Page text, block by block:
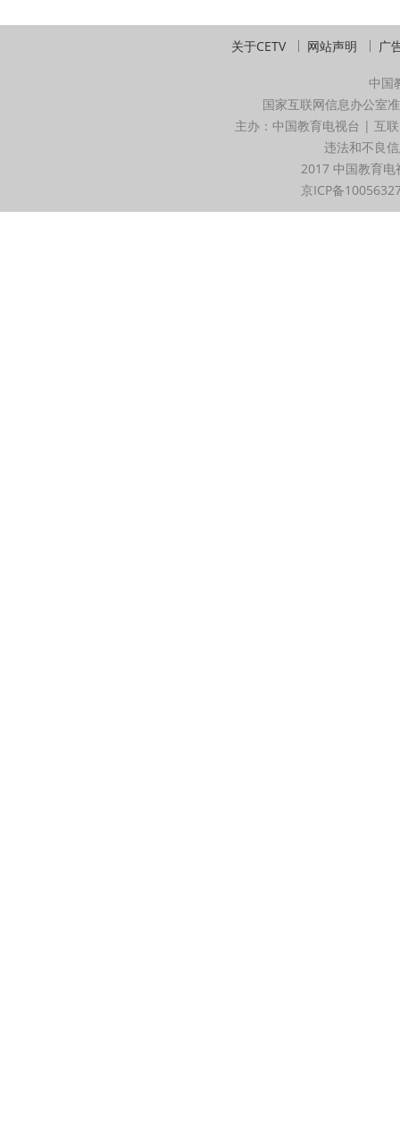
关于CETV 网站声明 广
中国
国家互联网信息办公室
主办：中国教育电视台 | 互
违法和不良
2017 中国教育
京ICP备